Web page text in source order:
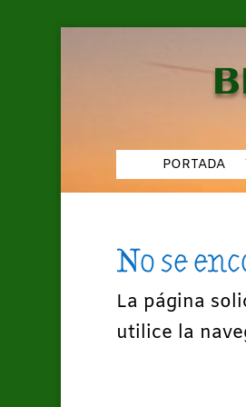
PORTADA
No se
La página
utilice la